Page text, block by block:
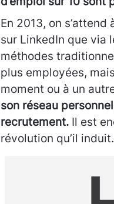
En 2013, on
sur LinkedIn que via
méthodes
plus employées,
moment ou à un
son réseau
recrutement. Il est
révolution qu’il induit.